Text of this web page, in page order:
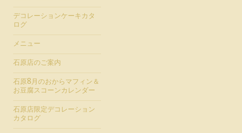
デコレーションケーキカタ
ログ
メニュー
石原店のご案内
石原8月のおからマフィン＆
お豆腐スコーンカレンダー
石原店限定デコレーション
カタログ